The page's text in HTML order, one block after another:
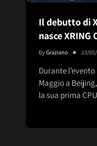
Il debutto di
nasce XRING
ByGraziano 23/
Durante
Maggio a
la sua prima